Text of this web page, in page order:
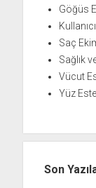
Göğüs
Saç
Sağlık
Vücut
Yüz
Son